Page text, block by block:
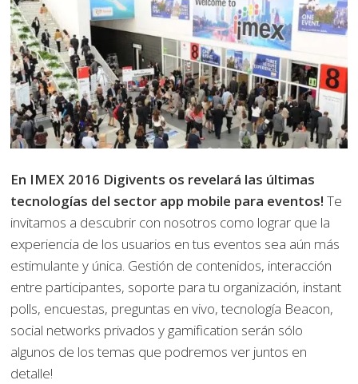
En IMEX 2016 Digivents os revelará las últimas
tecnologías del sector app mobile para eventos! Te
invitamos a descubrir con nosotros como lograr que la
experiencia de los usuarios en tus eventos sea aún más
estimulante y única. Gestión de contenidos, interacción
entre participantes, soporte para tu organización, instant
polls, encuestas, preguntas en vivo, tecnología Beacon,
social networks privados y gamification serán sólo
algunos de los temas que podremos ver juntos en
detalle!